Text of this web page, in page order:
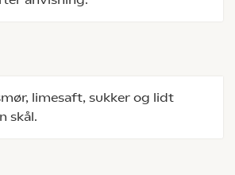
limesaft, sukker og lidt
skål.